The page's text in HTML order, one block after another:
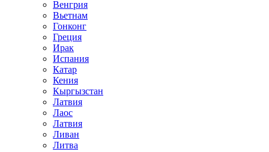
Венгрия
Вьетнам
Гонконг
Греция
Ирак
Испания
Катар
Кения
Кыргызстан
Латвия
Лаос
Латвия
Ливан
Литва